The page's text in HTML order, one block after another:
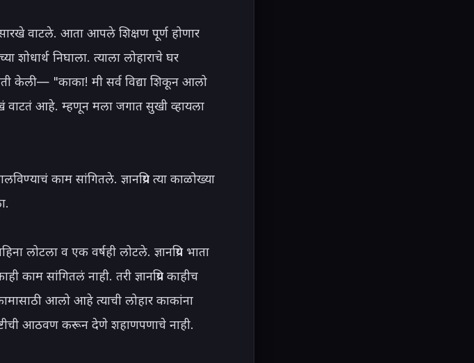
वाटले. आता आपले शिक्षण पूर्ण होणार
शोधार्थ निघाला. त्याला लोहाराचे घर
केली— "काका! मी सर्व विद्या शिकून आलो
वाटतं आहे. म्हणून मला जगात सुखी व्हायला
काम सांगितले. ज्ञानप्रिय त्या काळोख्या
व एक वर्षही लोटले. ज्ञानप्रिय भाता
काम सांगितलं नाही. तरी ज्ञानप्रिय काहीच
आलो आहे त्याची लोहार काकांना
आठवण करून देणे शहाणपणाचे नाही.